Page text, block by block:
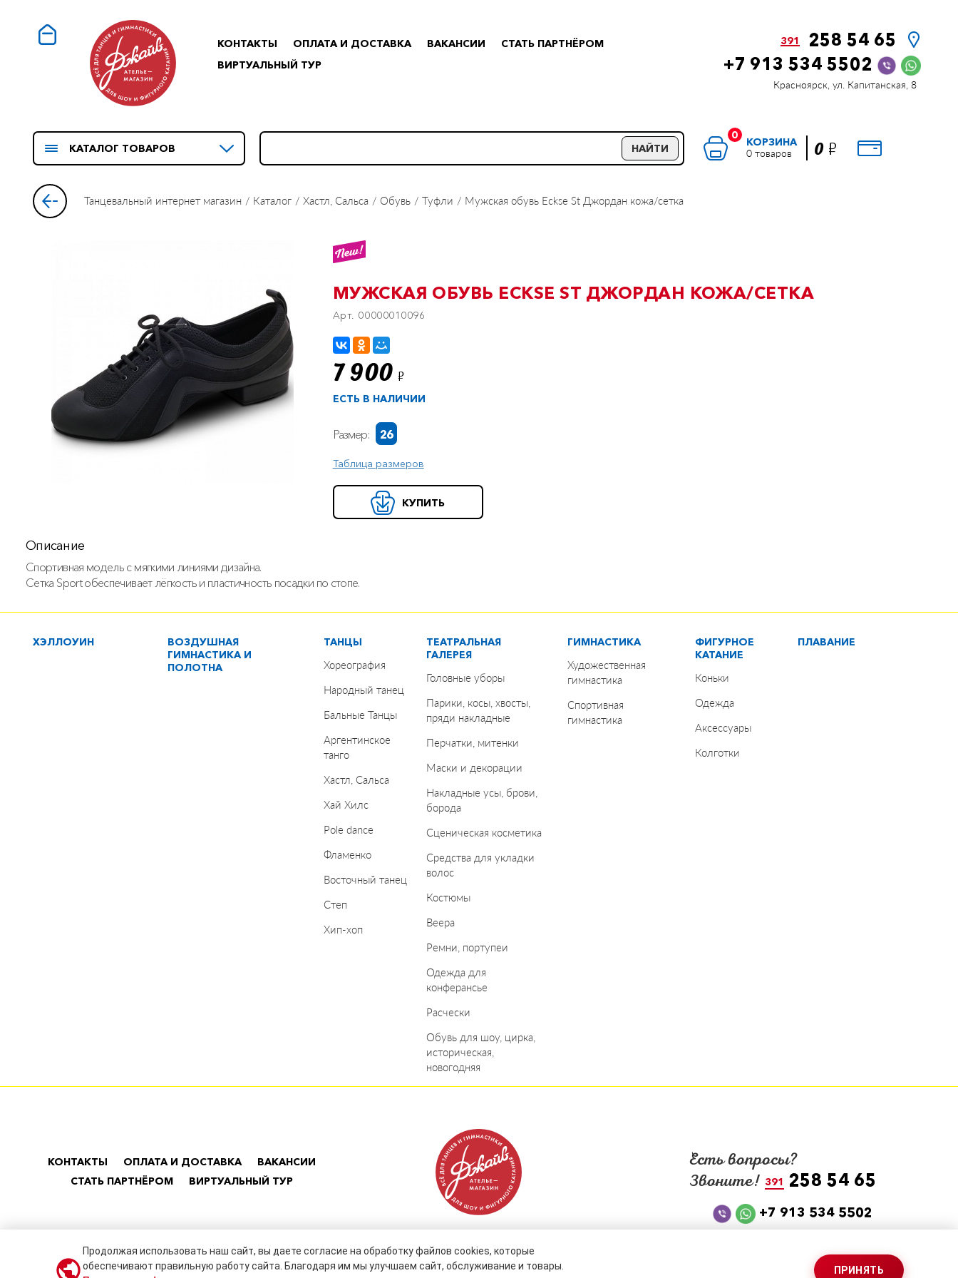
КОНТАКТЫ ОПЛАТА И ДОСТАВКА ВАКАНСИИ
СТАТЬ ПАРТНЁРОМ
ВИРТУАЛЬНЫЙ ТУР
391
258 54 65
+7 913 534 5502
Красноярск, ул. Капитанская, 8
КАТАЛОГ ТОВАРОВ НАЙТИ
0
КОРЗИНА
0 товаров 0 Р
Танцевальный интернет магазин Каталог Хастл, Сальса Обувь Туфли Мужская обувь Eckse St Джордан кожа/сетка
МУЖСКАЯ ОБУВЬ ECKSE ST ДЖОРДАН КОЖА/СЕТКА
Арт. 00000010096
7 900 Р
ЕСТЬ В НАЛИЧИИ
Размер: 26
Таблица размеров
КУПИТЬ
Описание
Спортивная модель с мягкими линиями дизайна.
Сетка Sport обеспечивает лёгкость и пластичность посадки по стопе.
ХЭЛЛОУИН
ВОЗДУШНАЯ
ГИМНАСТИКА И
ПОЛОТНА
ТАНЦЫ
Хореография
Народный танец
Бальные Танцы
Аргентинское
танго
Хастл, Сальса
Хай Хилс
Pole dance
Фламенко
Восточный танец
Степ
Хип-хоп
ТЕАТРАЛЬНАЯ
ГАЛЕРЕЯ
Головные уборы
Парики, косы, хвосты,
пряди накладные
Перчатки, митенки
Маски и декорации
Накладные усы, брови,
борода
Сценическая косметика
Средства для укладки
волос
Костюмы
Веера
Ремни, портупеи
Одежда для
конферансье
Расчески
Обувь для шоу, цирка,
историческая,
новогодняя
ГИМНАСТИКА
Художественная
гимнастика
Спортивная
гимнастика
ФИГУРНОЕ
КАТАНИЕ
Коньки
Одежда
Аксессуары
Колготки
ПЛАВАНИЕ
КОНТАКТЫ ОПЛАТА И ДОСТАВКА
ВАКАНСИИ
СТАТЬ ПАРТНЁРОМ
ВИРТУАЛЬНЫЙ ТУР
Есть вопросы?
Звоните! 391 258 54 65
+7 913 534 5502
Джайв — танцевальный онлайн-магазин в Красноярске © 2026
Продолжая использовать наш сайт, вы даете согласие на обработку файлов cookies, которые
обеспечивают правильную работу сайта. Благодаря им мы улучшаем сайт, обслуживание и товары.
ПРИНЯТЬ